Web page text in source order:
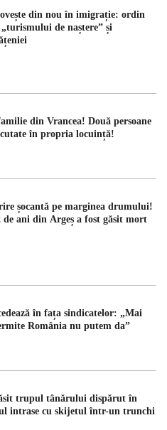
din nou în imigrație: ordin
de naștere” și
din Vrancea! Două persoane
în propria locuință!
șocantă pe marginea drumului!
de ani din Argeș a fost găsit mort
în fața sindicatelor: „Mai
România nu putem da”
trupul tânărului dispărut în
intrase cu skijetul într-un trunchi